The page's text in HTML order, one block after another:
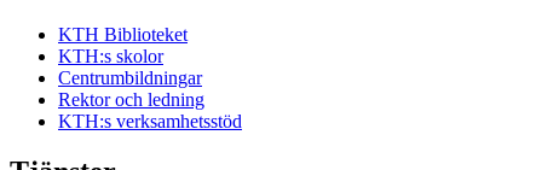
KTH Biblioteket
KTH:s skolor
Centrumbildningar
Rektor och ledning
KTH:s verksamhetsstöd